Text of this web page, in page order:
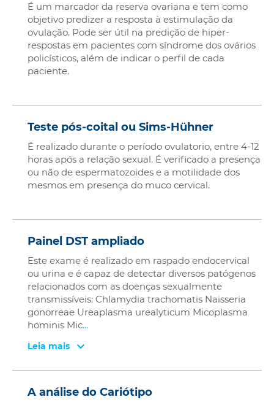
É um marcador da reserva ovariana e tem como
objetivo predizer a resposta à estimulação da
ovulação. Pode ser útil na predição de hiper-
respostas em pacientes com síndrome dos ovários
policísticos, além de indicar o perfil de cada
paciente.
Teste pós-coital ou Sims-Hühner
É realizado durante o período ovulatorio, entre 4-12
horas após a relação sexual. É verificado a presença
ou não de espermatozoides e a motilidade dos
mesmos em presença do muco cervical.
Painel DST ampliado
Este exame é realizado em raspado endocervical
ou urina e é capaz de detectar diversos patógenos
relacionados com as doenças sexualmente
transmissíveis: Chlamydia trachomatis Naisseria
gonorreae Ureaplasma urealyticum Micoplasma
hominis Mic...
Leia mais
A análise do Cariótipo